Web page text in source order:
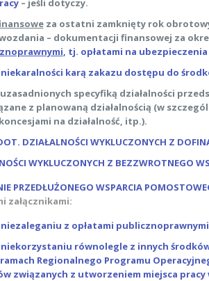
– jeśli dotyczy.
za ostatni zamknięty rok
– dokumentacji finansowej za
, tj. opłatami na
karą zakazu dostępu do
specyfiką działalności
z planowaną działalnością (w
na działalność, itp.).
DZIAŁALNOŚCI WYKLUCZONYCH Z
WYKLUCZONYCH Z BEZZWROTNEGO
PRZEDŁUŻONEGO WSPARCIA
załącznikami:
z opłatami
równolegle z innych
Regionalnego Programu
związanych z utworzeniem miejsca